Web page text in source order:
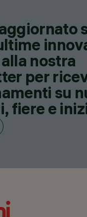
nostra
per
su
fiere e